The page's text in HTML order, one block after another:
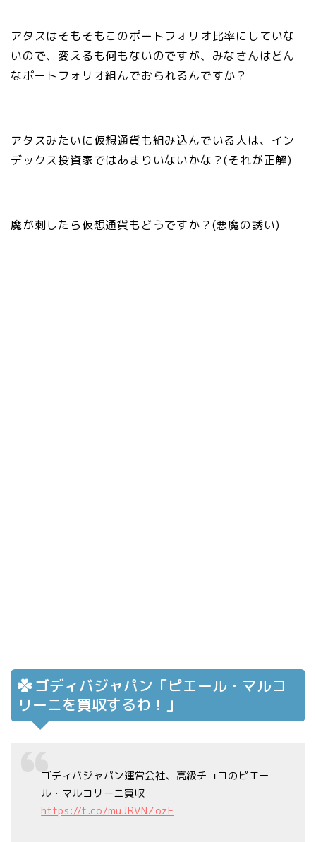
アタスはそもそもこのポートフォリオ比率にしていな
いので、変えるも何もないのですが、みなさんはどん
なポートフォリオ組んでおられるんですか？
アタスみたいに仮想通貨も組み込んでいる人は、イン
デックス投資家ではあまりいないかな？(それが正解)
魔が刺したら仮想通貨もどうですか？(悪魔の誘い)
ゴディバジャパン「ピエール・マルコ
リーニを買収するわ！」
ゴディバジャパン運営会社、高級チョコのピエー
ル・マルコリーニ買収
https://t.co/muJRVNZozE